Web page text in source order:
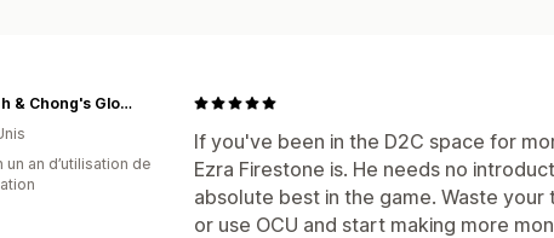
If you've been in the D2C space for
Ezra Firestone is. He needs no
absolute best in the game. Waste
or use OCU and start making more
Cheech & Chong's Global
un an d’utilisation de